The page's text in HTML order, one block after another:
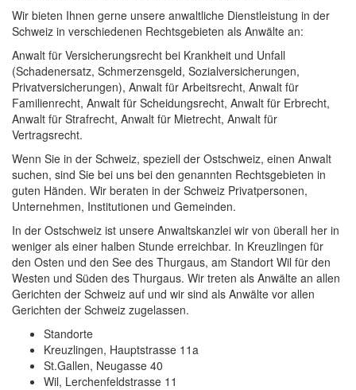
Wir bieten Ihnen gerne unsere anwaltliche Dienstleistung in der
Schweiz in verschiedenen Rechtsgebieten als Anwälte an:
Anwalt für Versicherungsrecht bei Krankheit und Unfall
(Schadenersatz, Schmerzensgeld, Sozialversicherungen,
Privatversicherungen), Anwalt für Arbeitsrecht, Anwalt für
Familienrecht, Anwalt für Scheidungsrecht, Anwalt für Erbrecht,
Anwalt für Strafrecht, Anwalt für Mietrecht, Anwalt für
Vertragsrecht.
Wenn Sie in der Schweiz, speziell der Ostschweiz, einen Anwalt
suchen, sind Sie bei uns bei den genannten Rechtsgebieten in
guten Händen. Wir beraten in der Schweiz Privatpersonen,
Unternehmen, Institutionen und Gemeinden.
In der Ostschweiz ist unsere Anwaltskanzlei wir von überall her in
weniger als einer halben Stunde erreichbar. In Kreuzlingen für
den Osten und den See des Thurgaus, am Standort Wil für den
Westen und Süden des Thurgaus. Wir treten als Anwälte an allen
Gerichten der Schweiz auf und wir sind als Anwälte vor allen
Gerichten der Schweiz zugelassen.
Standorte
Kreuzlingen, Hauptstrasse 11a
St.Gallen, Neugasse 40
Wil, Lerchenfeldstrasse 11